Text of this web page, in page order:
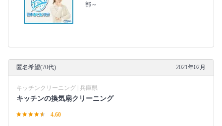
部～
匿名希望(70代) 2021年02月
キッチンクリーニング | 兵庫県
キッチンの換気扇クリーニング
4.60